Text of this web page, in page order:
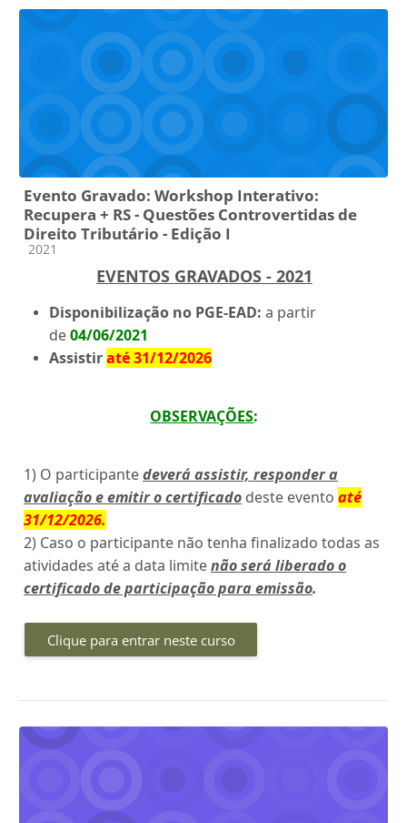
Evento Gravado: Workshop Interativo:
Recupera + RS - Questões Controvertidas de
Direito Tributário - Edição I
Categoria do curso
2021
EVENTOS GRAVADOS - 2021
Disponibilização no PGE-EAD: a partir
de04/06/2021
Assistiraté 31/12/2026
OBSERVAÇÕES:
1) O participantedeverá assistir, responder a
avaliação e emitir o certificado deste evento até
31/12/2026.
2) Caso o participante não tenha finalizado todas as
atividades até a data limitenão será liberado o
certificado de participação para emissão.
Clique para entrar neste curso